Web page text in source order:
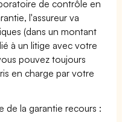
de contrôle en
l'assureur va
(dans un montant
à un litige avec votre
pouvez toujours
en charge par votre
de la garantie recours :